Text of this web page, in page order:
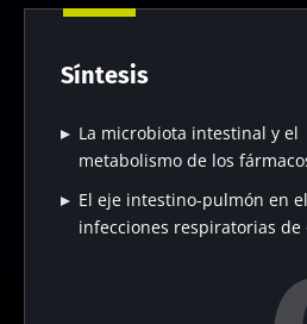
Síntesis
La microbiota intestinal y el
metabolismo de los
El eje intestino-pulmón en
infecciones respiratorias de